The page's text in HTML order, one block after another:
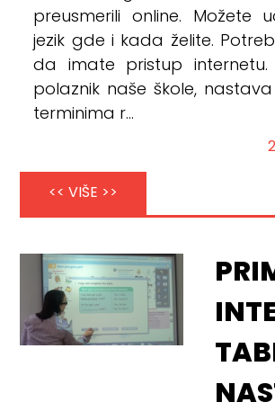
preusmerili online. Možete
jezik gde i kada želite.
da imate pristup internetu.
polaznik naše škole,
terminima r...
<< VIŠE >>